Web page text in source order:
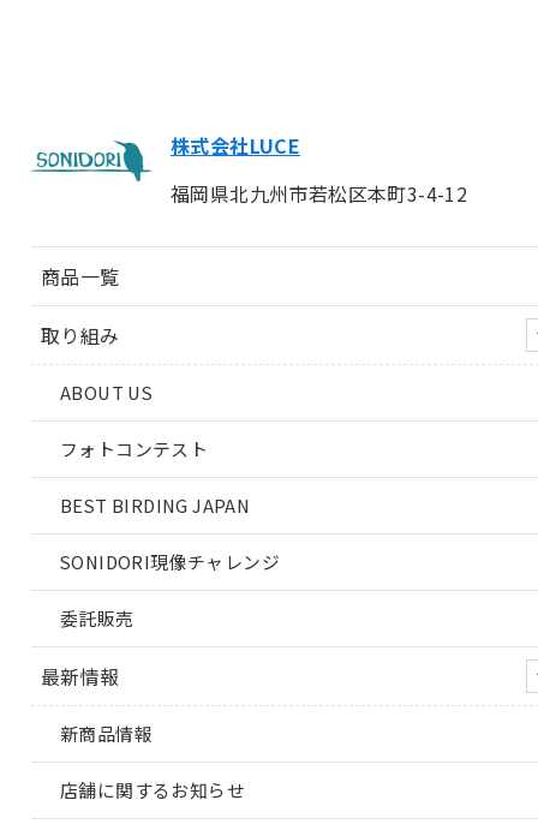
株式会社LUCE
福岡県北九州市若松区本町3-4-12
商品一覧
取り組み
ABOUT US
フォトコンテスト
BEST BIRDING JAPAN
SONIDORI現像チャレンジ
委託販売
最新情報
新商品情報
店舗に関するお知らせ